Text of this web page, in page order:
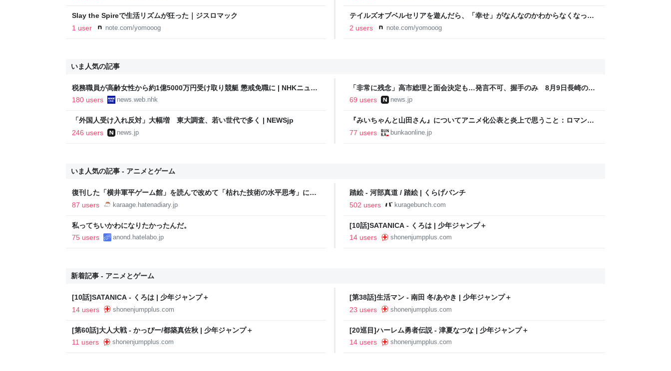
Slay the Spireで生活リズムが狂った｜ジスロマック
1 user
note.com/yomooog
テイルズオブベルセリアを遊んだら、「幸せ」がなんなのかわからなくなっち
ゃった｜ジスロマック
2 users note.com/yomooog
いま人気の記事
税務職員が高齢女性から約1億5000万円受け取り競艇 懲戒免職に | NHKニュー
ス
180 users news.web.nhk
「非常に残念」高市総理と面会決定も…発言不可、握手のみ 8月9日長崎の被
爆体験者「何のために」 | NEWSjp
69 users news.jp
「外国人受け入れ反対」大幅増 東大調査、若い世代で多く | NEWSjp
246 users
news.jp
『みいちゃんと山田さん』についてアニメ化公表と炎上で思うこと：ロマン優
光連載404
77 users bunkaonline.jp
いま人気の記事 - アニメとゲーム
復刊した「横井軍平ゲーム館」を読んで改めて「枯れた技術の水平思考」につ
いて考えた - karaage. [からあげ]
87 users karaage.hatenadiary.jp
踏絵 - 河部真道 / 踏絵 | くらげバンチ
502 users
kuragebunch.com
私ってちいかわになりたかったんだ。
75 users
anond.hatelabo.jp
[10話]SATANICA - くろは | 少年ジャンプ＋
14 users
shonenjumpplus.com
新着記事 - アニメとゲーム
[10話]SATANICA - くろは | 少年ジャンプ＋
14 users
shonenjumpplus.com
[第38話]生活マン - 南田 冬/あやき | 少年ジャンプ＋
23 users
shonenjumpplus.com
[第60話]大人大戦 - かっぴー/都築真佐秋 | 少年ジャンプ＋
11 users
shonenjumpplus.com
[20巡目]ハーレム勇者伝説 - 津夏なつな | 少年ジャンプ＋
14 users
shonenjumpplus.com